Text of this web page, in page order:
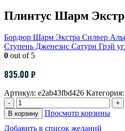
Плинтус Шарм
Бордюр Шарм Экстра Силвер
Ступень Дженезис Сатурн Грэй
0 out of 5
835.00 ₽
Артикул: e2ab43fbd426 Категория:
-
+
В корзину
Просмотр корзины
Добавить в список желаний